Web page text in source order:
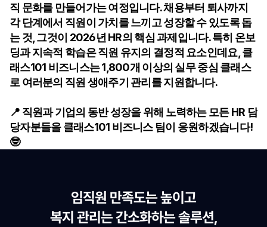
직 문화를 만들어가는 여정입니다. 채용부터 퇴사까지
각 단계에서 직원이 가치를 느끼고 성장할 수 있도록 돕
는 것, 그것이 2026년 HR의 핵심 과제입니다. 특히 온보
딩과 지속적 학습은 직원 유지의 결정적 요소인데요, 클
래스101 비즈니스는 1,800개 이상의 실무 중심 클래스
로 여러분의 직원 생애주기 관리를 지원합니다.
📍 직원과 기업의 동반 성장을 위해 노력하는 모든 HR 담
당자분들을 클래스101 비즈니스 팀이 응원하겠습니다!
🤓
임직원 만족도는 높이고
복지 관리는 간소화하는 솔루션,